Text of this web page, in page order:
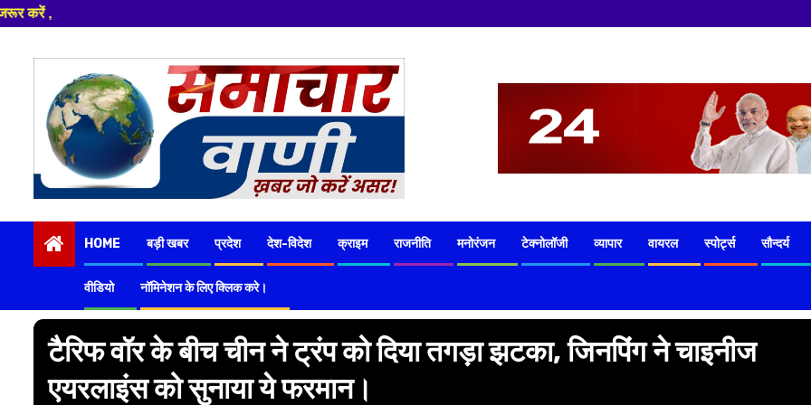
content
HOME बड़ी खबर प्रदेश देश-विदेश क्राइम राजनीति मनोरंजन टेक्नोलॉजी व्यापार वायरल स्पोर्ट्स सौन्दर्य
वीडियो नॉमिनेशन के लिए क्लिक करे।
टैरिफ वॉर के बीच चीन ने ट्रंप को दिया तगड़ा झटका, जिनपिंग ने चाइनीज
एयरलाइंस को सुनाया ये फरमान।